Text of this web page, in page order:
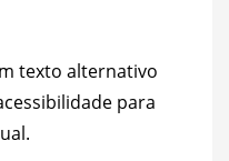
texto alternativo
para